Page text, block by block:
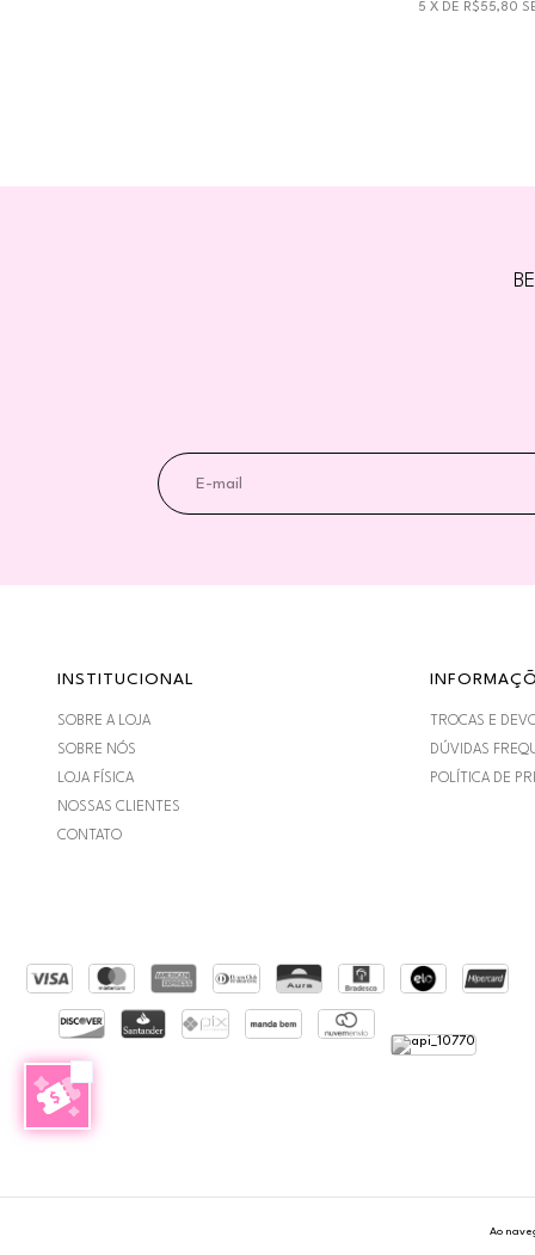
Ao
5 X DE R$55,80
INSTITUCIONAL
SOBRE A LOJA
SOBRE NÓS
LOJA FÍSICA
NOSSAS CLIENTES
CONTATO
TROCAS E
DÚVIDAS
POLÍTICA DE